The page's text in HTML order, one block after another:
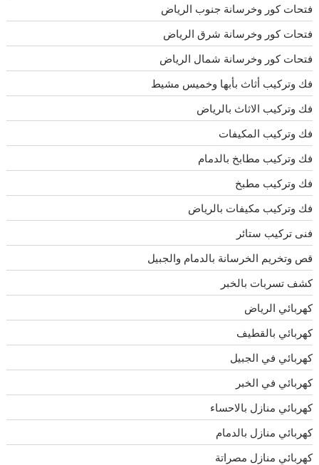
فتحات كور وخرسانة جنوب الرياض
فتحات كور وخرسانة شرق الرياض
فتحات كور وخرسانة شمال الرياض
فك وتركيب أثاث بأبها وخميس مشيط
فك وتركيب الاثاث بالرياض
فك وتركيب المكيفات
فك وتركيب مطابخ بالدمام
فك وتركيب مطبخ
فك وتركيب مكيفات بالرياض
فنى تركيب ستائر
قص وتخريم الخرسانة بالدمام والجبيل
كشف تسربات بالخبر
كهربائي الرياض
كهربائي بالقطيف
كهربائي في الجبيل
كهربائي في الخبر
كهربائي منازل بالاحساء
كهربائي منازل بالدمام
كهربائي منازل مصراتة